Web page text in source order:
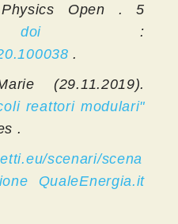
Open . 5
doi :
.
(29.11.2019).
reattori modulari"
.
scenari/scena
QualeEnergia.it